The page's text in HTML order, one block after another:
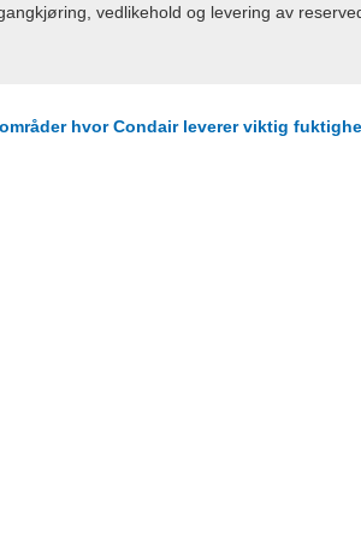
vedlikehold og levering av
hvor Condair leverer viktig
forbedrer finishen.